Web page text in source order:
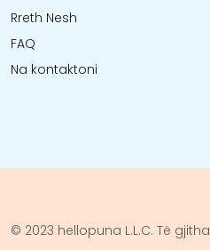
Rreth Nesh
FAQ
Na kontaktoni
© 2023 hellopuna L.L.C. Të